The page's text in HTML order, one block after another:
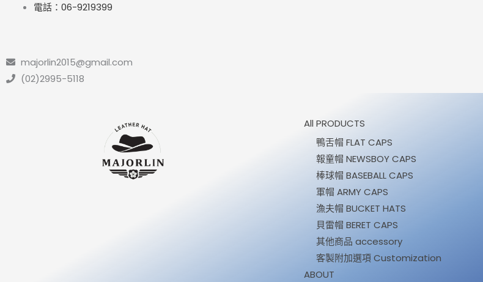
電話：06-9219399
majorlin2015@gmail.com
(02)2995-5118
All PRODUCTS
鴨舌帽 FLAT CAPS
報童帽 NEWSBOY CAPS
棒球帽 BASEBALL CAPS
軍帽 ARMY CAPS
漁夫帽 BUCKET HATS
貝雷帽 BERET CAPS
其他商品 accessory
客製附加選項 Customization
ABOUT